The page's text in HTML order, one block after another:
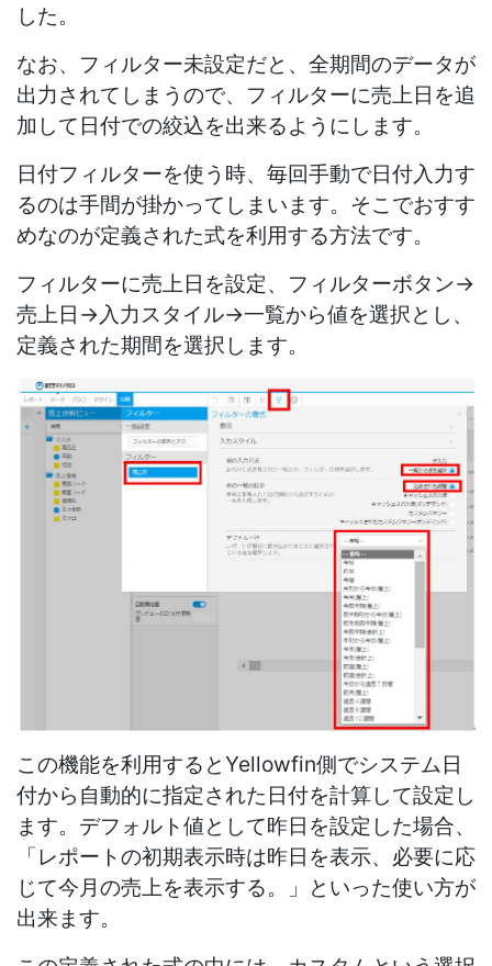
した。
なお、フィルター未設定だと、全期間のデータが
出力されてしまうので、フィルターに売上日を追
加して日付での絞込を出来るようにします。
日付フィルターを使う時、毎回手動で日付入力す
るのは手間が掛かってしまいます。そこでおすす
めなのが定義された式を利用する方法です。
フィルターに売上日を設定、フィルターボタン→
売上日→入力スタイル→一覧から値を選択とし、
定義された期間を選択します。
この機能を利用するとYellowfin側でシステム日
付から自動的に指定された日付を計算して設定し
ます。デフォルト値として昨日を設定した場合、
「レポートの初期表示時は昨日を表示、必要に応
じて今月の売上を表示する。」 といった使い方が
出来ます。